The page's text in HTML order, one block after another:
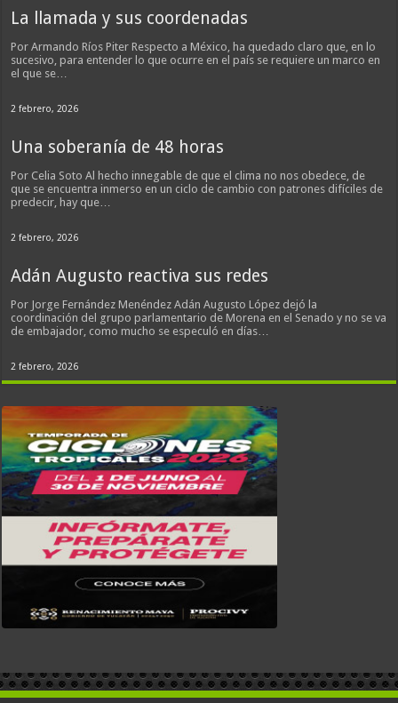
La llamada y sus coordenadas
Por Armando Ríos Piter Respecto a México, ha quedado claro que, en lo
sucesivo, para entender lo que ocurre en el país se requiere un marco en
el que se…
2 febrero, 2026
Una soberanía de 48 horas
Por Celia Soto Al hecho innegable de que el clima no nos obedece, de
que se encuentra inmerso en un ciclo de cambio con patrones difíciles de
predecir, hay que…
2 febrero, 2026
Adán Augusto reactiva sus redes
Por Jorge Fernández Menéndez Adán Augusto López dejó la
coordinación del grupo parlamentario de Morena en el Senado y no se va
de embajador, como mucho se especuló en días…
2 febrero, 2026